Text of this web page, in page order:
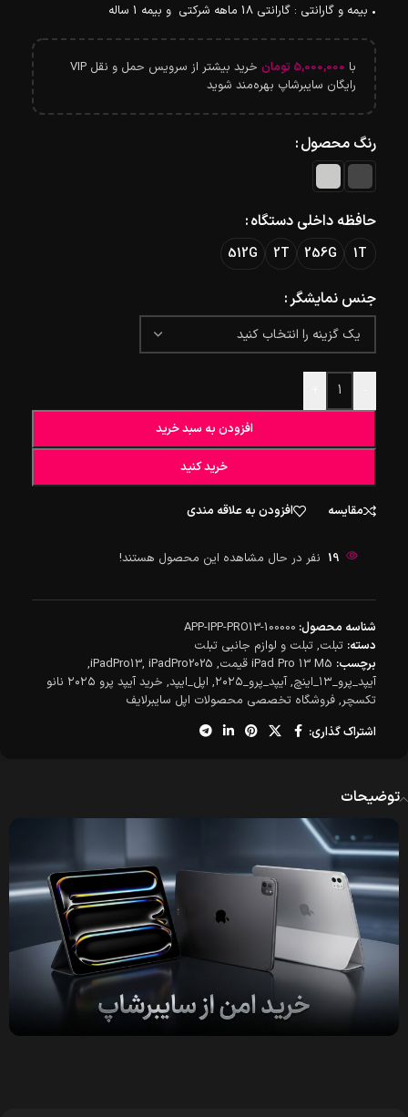
• بیمه و گارانتی : گارانتی 18 ماهه شرکتی و بیمه 1 ساله
با 5,000,000 تومان
خرید بیشتر از سرویس حمل و نقل VIP
رایگان سایبرشاپ بهره‌مند شوید
رنگ محصول
حافظه داخلی دستگاه
1T
256G
2T
512G
جنس نمایشگر
افزودن به سبد خرید
خرید کنید
مقایسه افزودن به علاقه مندی
19 نفر در حال مشاهده این محصول هستند!
شناسه محصول: APP-IPP-PRO13-100000
دسته: تبلت, تبلت و لوازم جانبی تبلت
برچسب: iPad Pro 13 M5 قیمت ,
iPadPro13, iPadPro2025
,
آیپد_پرو_۱۳_اینچ
, آیپد_پرو_۲۰۲۵ , اپل_ایپد,
خرید آیپد پرو ۲۰۲۵ نانو
تکسچر, فروشگاه تخصصی محصولات اپل سایبرلایف
اشتراک گذاری:
توضیحات